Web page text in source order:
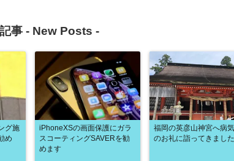
事 - New Posts -
グ施
め
iPhoneXSの画面保護にガラ
スコーティングSAVERを勧
めます
福岡の英彦山神宮へ病
のお礼に詣ってきました